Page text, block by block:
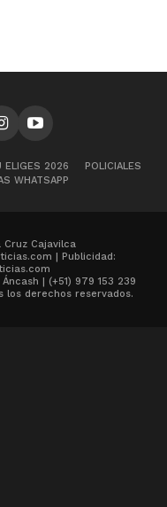
ELIGES 2026
POLICIALES
WHATSAPP
Cruz Cajavilca
| Publicidad:
| (+51) 979 153 239
los derechos reservados.